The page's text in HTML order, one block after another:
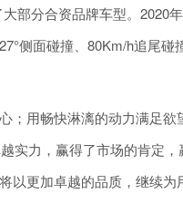
部分合资品牌车型。2020
侧面碰撞、80Km/h追尾
；用畅快淋漓的动力满足
实力，赢得了市场的肯定
以更加卓越的品质，继续